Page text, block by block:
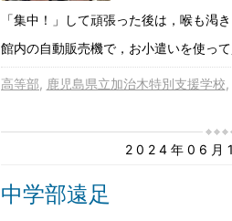
「集中！」して頑張った後は，喉も渇
館内の自動販売機で，お小遣いを使っ
高等部 鹿児島県立加治木特別支援学校
2024年06月
中学部遠足